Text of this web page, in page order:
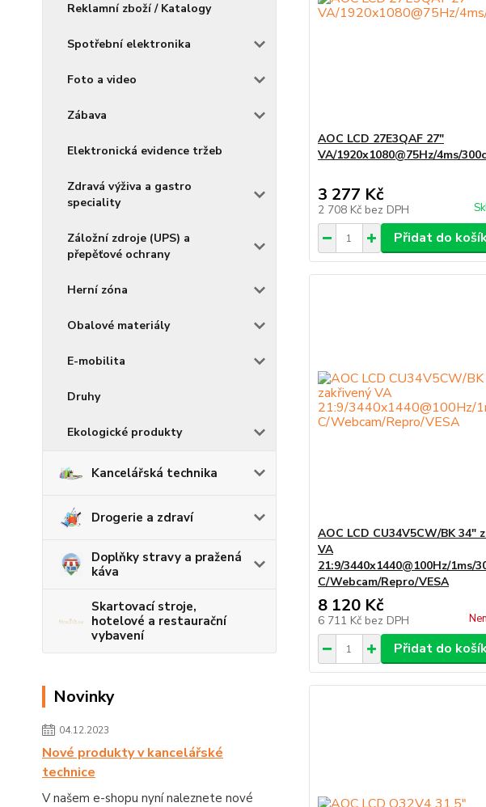
Reklamní zboží / Katalogy
Spotřební elektronika
Foto a video
Zábava
Elektronická evidence tržeb
Zdravá výživa a gastro
speciality
Záložní zdroje (UPS) a
přepěťové ochrany
Herní zóna
Obalové materiály
E-mobilita
Druhy
Ekologické produkty
Kancelářská technika
Drogerie a zdraví
Doplňky stravy a pražená
káva
Skartovací stroje,
hotelové a restaurační
vybavení
Novinky
04.12.2023
Nové produkty v kancelářské
technice
V našem e-shopu nyní naleznete nové
AOC LCD 27E3QAF 27"
VA/1920x1080@75Hz/4ms/
3 277 Kč
2 708 Kč bez DPH
Přidat do
AOC LCD CU34V5CW/BK 34"
VA
21:9/3440x1440@100Hz/1ms/
C/Webcam/Repro/VESA
8 120 Kč
6 711 Kč bez DPH
Přidat do